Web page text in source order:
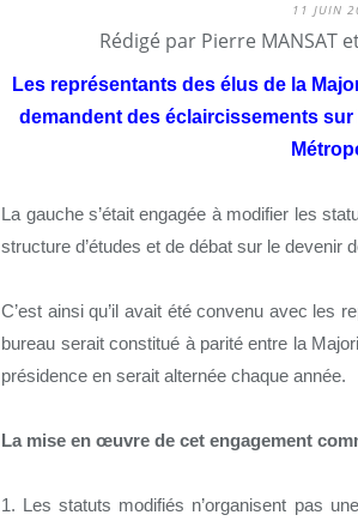
11 JUIN
Rédigé par Pierre MANSAT
Les représentants des élus de la
demandent des éclaircissements
La gauche s’était engagée à modifier les
structure d’études et de débat sur le devenir
C’est ainsi qu’il avait été convenu avec les
bureau serait constitué à parité entre la
présidence en serait alternée chaque année.
La mise en œuvre de cet engagement
1. Les statuts modifiés n’organisent pas